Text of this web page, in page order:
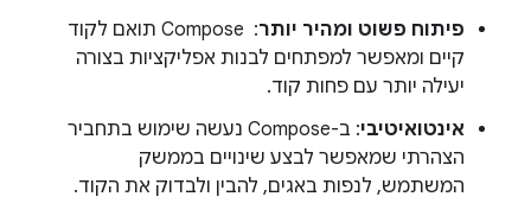
פיתוח פשוט ומהיר יותר
: ‏ Compose תואם לקוד
קיים ומאפשר למפתחים לבנות אפליקציות בצורה
יעילה יותר עם פחות קוד.
אינטואיטיבי
: ב-Compose נעשה שימוש בתחביר
הצהרתי שמאפשר לבצע שינויים בממשק
המשתמש, לנפות באגים, להבין ולבדוק את הקוד.